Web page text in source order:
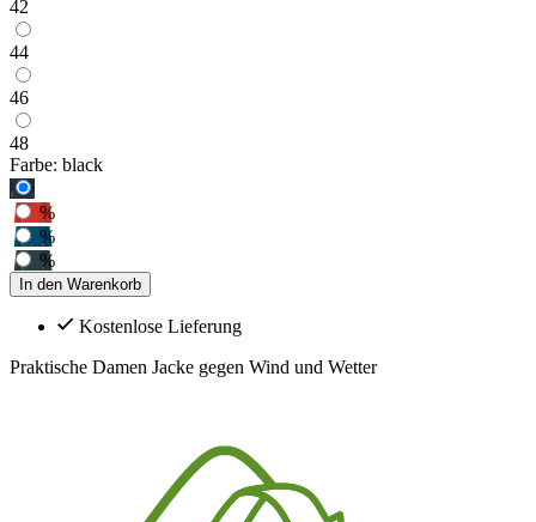
42
44
46
48
Farbe: black
%
%
%
In den Warenkorb
Kostenlose Lieferung
Praktische Damen Jacke gegen Wind und Wetter